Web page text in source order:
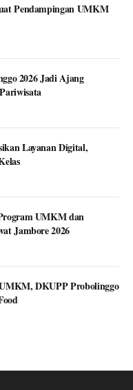
Pendampingan UMKM
2026 Jadi Ajang
Layanan Digital,
UMKM dan
Jambore 2026
DKUPP Probolinggo